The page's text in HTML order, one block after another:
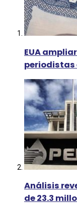
EUA
periodistas
Análisis
de 23.3